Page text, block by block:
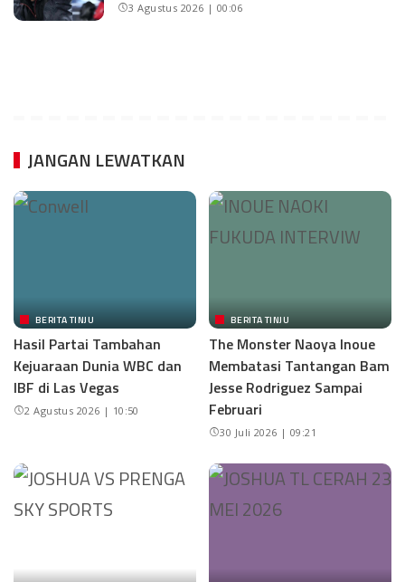
3 Agustus 2026 | 00:06
JANGAN LEWATKAN
BERITA TINJU
Hasil Partai Tambahan
Kejuaraan Dunia WBC dan
IBF di Las Vegas
2 Agustus 2026 | 10:50
BERITA TINJU
The Monster Naoya Inoue
Membatasi Tantangan Bam
Jesse Rodriguez Sampai
Februari
30 Juli 2026 | 09:21